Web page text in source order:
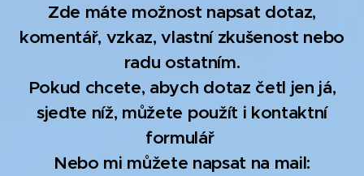
Zde máte možnost napsat dotaz,
komentář, vzkaz, vlastní zkušenost nebo
radu ostatním.
Pokud chcete, abych dotaz četl jen já,
sjeďte níž, můžete použít i kontaktní
formulář
Nebo mi můžete napsat na mail: